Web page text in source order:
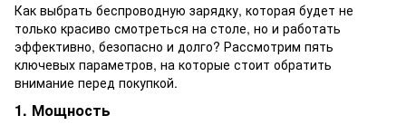
Как выбрать беспроводную зарядку, которая будет не
только красиво смотреться на столе, но и работать
эффективно, безопасно и долго? Рассмотрим пять
ключевых параметров, на которые стоит обратить
внимание перед покупкой.
1. Мощность